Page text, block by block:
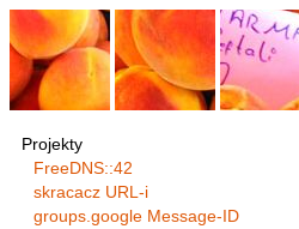
Projekty
FreeDNS::42
skracacz URL-i
groups.google Message-ID